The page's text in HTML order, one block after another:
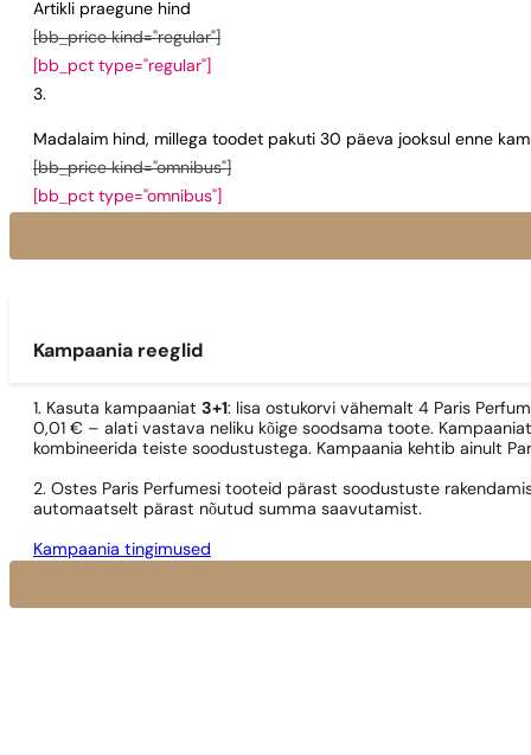
Artikli praegune hind
[bb_price kind="regular"]
[bb_pct type="regular"]
Madalaim hind, millega toodet pakuti 30 päeva jooksul enne
[bb_price kind="omnibus"]
[bb_pct type="omnibus"]
Kampaania reeglid
1. Kasuta kampaaniat 3+1: lisa ostukorvi vähemalt 4 Paris
0,01 € – alati vastava neliku kõige soodsama toote.
kombineerida teiste soodustustega. Kampaania kehtib ainult
2. Ostes Paris Perfumesi tooteid pärast soodustuste
automaatselt pärast nõutud summa saavutamist.
Kampaania tingimused